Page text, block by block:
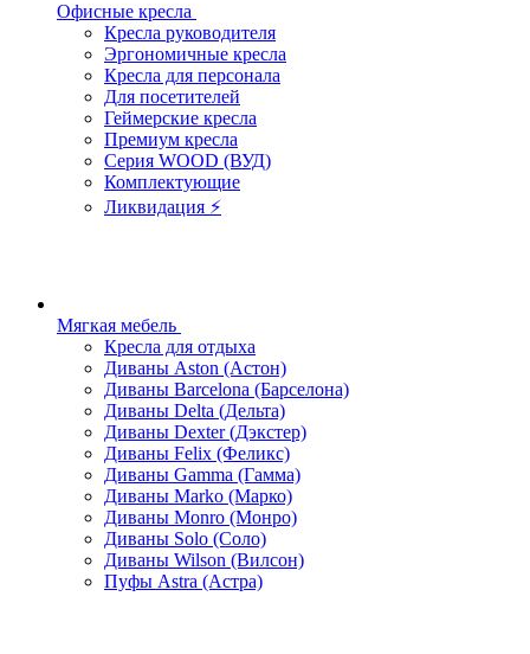
Офисные кресла
Кресла руководителя
Эргономичные кресла
Кресла для персонала
Для посетителей
Геймерские кресла
Премиум кресла
Серия WOOD (ВУД)
Комплектующие
Ликвидация ⚡
Мягкая мебель
Кресла для отдыха
Диваны Aston (Астон)
Диваны Barcelona (Барселона)
Диваны Delta (Дельта)
Диваны Dexter (Дэкстер)
Диваны Felix (Феликс)
Диваны Gamma (Гамма)
Диваны Marko (Марко)
Диваны Monro (Монро)
Диваны Solo (Соло)
Диваны Wilson (Вилсон)
Пуфы Astra (Астра)